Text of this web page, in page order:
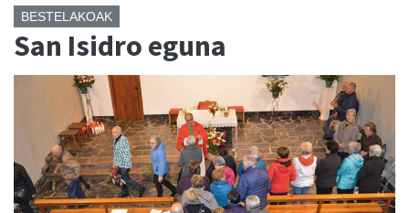
BESTELAKOAK
San Isidro eguna